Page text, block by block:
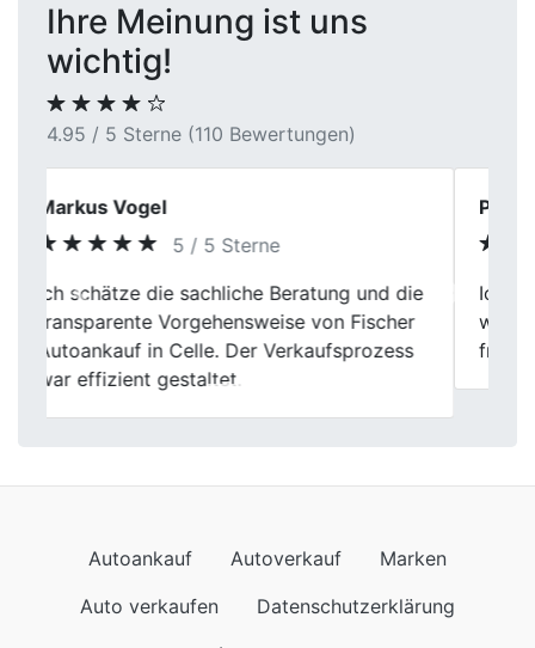
Ihre Meinung ist uns
wichtig!
4.95 / 5 Sterne (110 Bewertungen)
Petra L.
5 / 5 Sterne
Ich bin eher pragmatisch, und genau so
war auch der Verkauf hier. Kurz, sachlich,
freundlich. Hat einfach gepasst.
Previous Next